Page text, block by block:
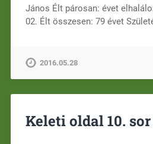
János Élt párosan: évet
02. Élt összesen: 79 évet
2016.05.28
Keleti oldal 10.